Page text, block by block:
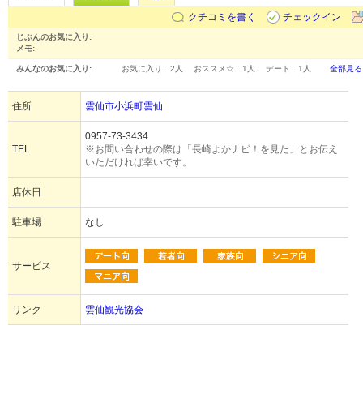
クチコミを書く
チェックイン
じぶんのお気に入り:
メモ:
みんなのお気に入り: お気に入り… 2人 おススメ☆… 1人 デート… 1人 全部見る
住所 雲仙市小浜町雲仙
TEL
0957-73-3434
※お問い合わせの際は「長崎よかナビ！を見た」とお伝え
いただければ幸いです。
店休日
駐車場 なし
サービス
リンク 雲仙観光協会